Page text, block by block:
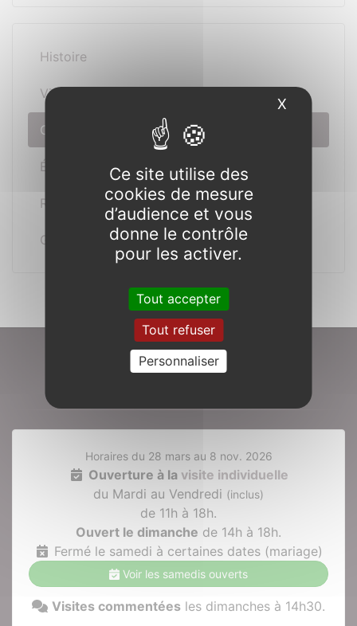
Histoire
Visites
Chantiers
Événements
Réceptions
Gîtes
Préparer votre visite
Horaires du 28 mars au 8 nov. 2026
Ouverture à la visite individuelle
du Mardi au Vendredi (inclus)
de 11h à 18h.
Ouvert le dimanche de 14h à 18h.
Fermé le samedi à certaines dates (mariage)
Voir les samedis ouverts
Visites commentées les dimanches à 14h30.
Ce site utilise des
cookies de mesure
d’audience et vous
donne le contrôle
pour les activer.
Tout accepter
Tout refuser
Personnaliser
X Masquer